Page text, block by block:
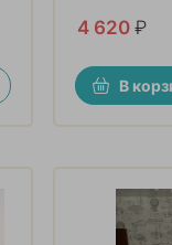
4 620 ₽
В